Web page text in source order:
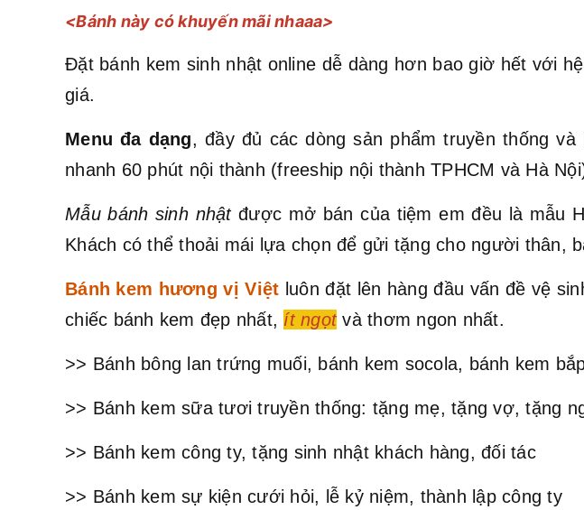
<Bánh này có khuyến mãi nhaaa>
Đặt bánh kem sinh nhật online dễ dàng hơn bao giờ hết với
giá.
Menu đa dạng, đầy đủ các dòng sản phẩm truyền thống
nhanh 60 phút nội thành (freeship nội thành TPHCM và Hà
Mẫu bánh sinh nhậtđược mở bán của tiệm em đều là mẫu
Khách có thể thoải mái lựa chọn để gửi tặng cho người thân,
Bánh kem hương vị Việt luôn đặt lên hàng đầu vấn đề vệ
chiếc bánh kem đẹp nhất, ít ngọtvà thơm ngon nhất.
>> Bánh bông lan trứng muối, bánh kem socola, bánh kem
>> Bánh kem sữa tươi truyền thống: tặng mẹ, tặng vợ, tặng
>> Bánh kem công ty, tặng sinh nhật khách hàng, đối tác
>> Bánh kem sự kiện cưới hỏi, lễ kỷ niệm, thành lập công ty